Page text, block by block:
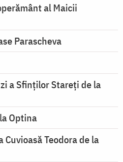
al Maicii
Parascheva
a Sfinților Stareți de la
Optina
Teodora de la